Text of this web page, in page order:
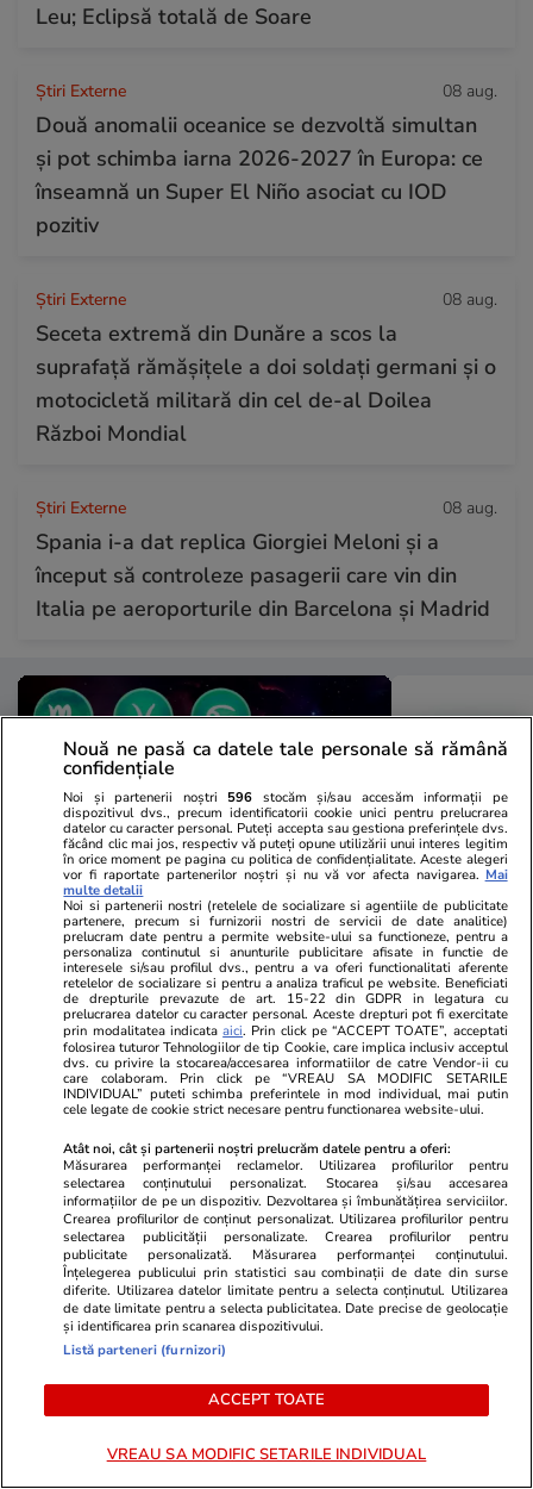
Leu; Eclipsă totală de Soare
Știri Externe 08 aug.
Două anomalii oceanice se dezvoltă simultan
și pot schimba iarna 2026-2027 în Europa: ce
înseamnă un Super El Niño asociat cu IOD
pozitiv
Știri Externe 08 aug.
Seceta extremă din Dunăre a scos la
suprafață rămășițele a doi soldați germani și o
motocicletă militară din cel de-al Doilea
Război Mondial
Știri Externe 08 aug.
Spania i-a dat replica Giorgiei Meloni și a
început să controleze pasagerii care vin din
Italia pe aeroporturile din Barcelona și Madrid
Horoscop 08 aug.
Horoscop 9 august 2026.
Vărsătorii este esențial să fie
atenți la felul în care se exprimă
față de oricine, în special față de
partenerul de cuplu
Vacanțe și
Cum poți
bun în
de o fostă
Horoscop 08 aug.
Horoscop 9 august 2026.
Vărsătorii este esențial să fie
atenți la felul în care se
exprimă față de oricine, în
special față de partenerul de
cuplu
Nouă ne pasă ca datele tale personale să rămână
confidențiale
Noi și partenerii noștri 596 stocăm și/sau accesăm informații pe
dispozitivul dvs., precum identificatorii cookie unici pentru prelucrarea
datelor cu caracter personal. Puteți accepta sau gestiona preferințele dvs.
făcând clic mai jos, respectiv vă puteți opune utilizării unui interes legitim
în orice moment pe pagina cu politica de confidențialitate. Aceste alegeri
vor fi raportate partenerilor noștri și nu vă vor afecta navigarea. Mai
multe detalii
Noi si partenerii nostri (retelele de socializare si agentiile de publicitate
partenere, precum si furnizorii nostri de servicii de date analitice)
prelucram date pentru a permite website-ului sa functioneze, pentru a
personaliza continutul si anunturile publicitare afisate in functie de
interesele si/sau profilul dvs., pentru a va oferi functionalitati aferente
retelelor de socializare si pentru a analiza traficul pe website. Beneficiati
de drepturile prevazute de art. 15-22 din GDPR in legatura cu
prelucrarea datelor cu caracter personal. Aceste drepturi pot fi exercitate
prin modalitatea indicataaici. Prin click pe “ACCEPT TOATE”, acceptati
folosirea tuturor Tehnologiilor de tip Cookie, care implica inclusiv acceptul
dvs. cu privire la stocarea/accesarea informatiilor de catre Vendor-ii cu
care colaboram. Prin click pe “VREAU SA MODIFIC SETARILE
INDIVIDUAL” puteti schimba preferintele in mod individual, mai putin
cele legate de cookie strict necesare pentru functionarea website-ului.
Atât noi, cât și partenerii noștri prelucrăm datele pentru a oferi:
Măsurarea performanței reclamelor. Utilizarea profilurilor pentru
selectarea conținutului personalizat. Stocarea și/sau accesarea
informațiilor de pe un dispozitiv. Dezvoltarea și îmbunătățirea serviciilor.
Crearea profilurilor de conținut personalizat. Utilizarea profilurilor pentru
selectarea publicității personalizate. Crearea profilurilor pentru
publicitate personalizată. Măsurarea performanței conținutului.
Înțelegerea publicului prin statistici sau combinații de date din surse
diferite. Utilizarea datelor limitate pentru a selecta conținutul. Utilizarea
de date limitate pentru a selecta publicitatea. Date precise de geolocație
și identificarea prin scanarea dispozitivului.
Listă parteneri (furnizori)
ACCEPT TOATE
VREAU SA MODIFIC SETARILE INDIVIDUAL